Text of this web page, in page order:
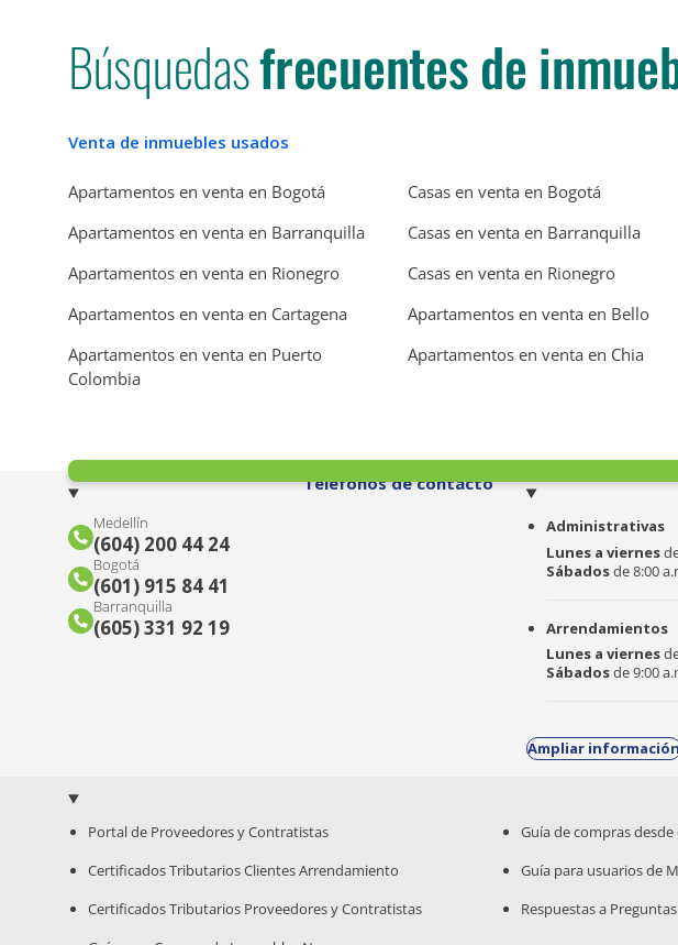
Búsquedasfrecuentes de
Venta de inmuebles usados
Apartamentos en venta en Bogotá Casas en venta en Bogotá
Apartamentos en venta en Barranquilla
Casas en venta en Barranquilla
Apartamentos en venta en Rionegro
Casas en venta en Rionegro
Apartamentos en venta en Cartagena
Apartamentos en venta en Bello
Apartamentos en venta en Puerto
Colombia
Apartamentos en venta en Chia
Teléfonos de contacto
Medellín
(604) 200 44 24
Bogotá
(601) 915 84 41
Barranquilla
(605) 331 92 19
Administrativas
Lunes a viernes
Sábadosde 8:00
Arrendamientos
Lunes a viernes
Sábadosde 9:00
Ampliar
Portal de Proveedores y Contratistas
Certificados Tributarios Clientes Arrendamiento
Certificados Tributarios Proveedores y Contratistas
Guía de compras
Guía para usuarios de
Respuestas a